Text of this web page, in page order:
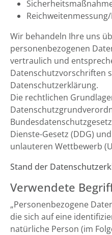
Wir behandeln Ihre uns
personenbezogenen
vertraulich und
Datenschutzvorschriften
Datenschutzerklärung.
Die rechtlichen
Dienste-Gesetz (DDG)
unlauteren Wettbewerb
Stand der
Verwendete
„Personenbezogene
die sich auf eine
natürliche Person (im